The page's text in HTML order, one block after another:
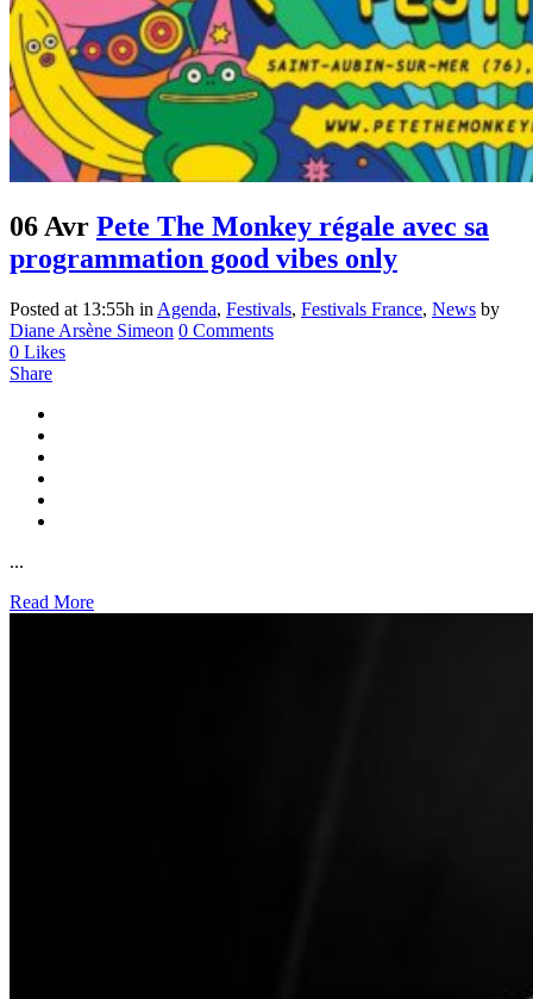
06 Avr Pete The Monkey régale avec sa
programmation good vibes only
Posted at 13:55h in Agenda, Festivals, Festivals France, News by
Diane Arsène Simeon 0 Comments
0 Likes
Share
...
Read More